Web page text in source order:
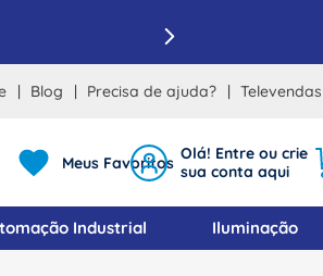
Blog Precisa de ajuda? Televendas
Meus Favoritos
Industrial Iluminação